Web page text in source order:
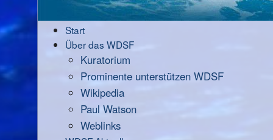
Start
Über das WDSF
Kuratorium
Prominente unterstützen WDSF
Wikipedia
Paul Watson
Weblinks